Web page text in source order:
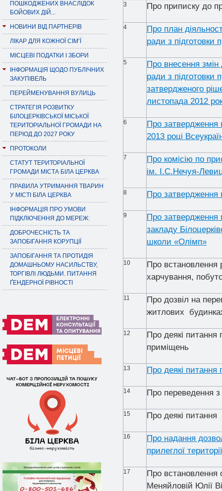
ПОШКОДЖЕНИХ ВНАСЛІДОК
БОЙОВИХ ДІЙ...
НОВИНИ ВІД ПАРТНЕРІВ
ЛІКАР ДЛЯ КОЖНОЇ СІМ’Ї
МІСЦЕВІ ПОДАТКИ І ЗБОРИ
ІНФОРМАЦІЯ ЩОДО ПУБЛІЧНИХ
ЗАКУПІВЕЛЬ
ПЕРЕЙМЕНУВАННЯ ВУЛИЦЬ
СТРАТЕГІЯ РОЗВИТКУ
БІЛОЦЕРКІВСЬКОЇ МІСЬКОЇ
ТЕРИТОРІАЛЬНОЇ ГРОМАДИ НА
ПЕРІОД ДО 2027 РОКУ
ПРОТОКОЛИ
СТАТУТ ТЕРИТОРІАЛЬНОЇ
ГРОМАДИ МІСТА БІЛА ЦЕРКВА
ПРАВИЛА УТРИМАННЯ ТВАРИН
У МІСТІ БІЛА ЦЕРКВА
ІНФОРМАЦІЯ ПРО УМОВИ
ПІДКЛЮЧЕННЯ ДО МЕРЕЖ:
ДОБРОЧЕСНІСТЬ ТА
ЗАПОБІГАННЯ КОРУПЦІЇ
ЗАПОБІГАННЯ ТА ПРОТИДІЯ
ДОМАШНЬОМУ НАСИЛЬСТВУ,
ТОРГІВЛІ ЛЮДЬМИ. ПИТАННЯ
ҐЕНДЕРНОЇ РІВНОСТІ
3 Про приписку до
4
Про план
ради з підготовки
5
Про внесення змін
ради з підготовки
затвердженого
листопада 2012
6
Про затвердження
2013 році
7
Про комісію по
ім. І.С.Нечуя-
8 Про затвердження
9
Про затвердження
закладу
школи «Олімп»
10
Про встановлення
харчування,
11
Про дозвіл на
житлових
12
Про деякі
приміщень
13 Про деякі питання
14 Про переведення
15 Про деякі питання
16
Про надання
прилеглої території
17
Про встановлення
Меняйловій Юлії